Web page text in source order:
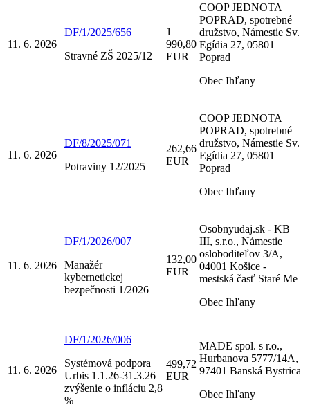
11. 6. 2026
DF/1/2025/656
Stravné ZŠ 2025/12
1
990,80
EUR
COOP JEDNOTA
POPRAD, spotrebné
družstvo, Námestie Sv.
Egídia 27, 05801
Poprad
Obec Ihľany
11. 6. 2026
DF/8/2025/071
Potraviny 12/2025
262,66
EUR
COOP JEDNOTA
POPRAD, spotrebné
družstvo, Námestie Sv.
Egídia 27, 05801
Poprad
Obec Ihľany
11. 6. 2026
DF/1/2026/007
Manažér
kybernetickej
bezpečnosti 1/2026
132,00
EUR
Osobnyudaj.sk - KB
III, s.r.o., Námestie
osloboditeľov 3/A,
04001 Košice -
mestská časť Staré Me
Obec Ihľany
11. 6. 2026
DF/1/2026/006
Systémová podpora
Urbis 1.1.26-31.3.26
zvýšenie o infláciu 2,8
%
499,72
EUR
MADE spol. s r.o.,
Hurbanova 5777/14A,
97401 Banská Bystrica
Obec Ihľany